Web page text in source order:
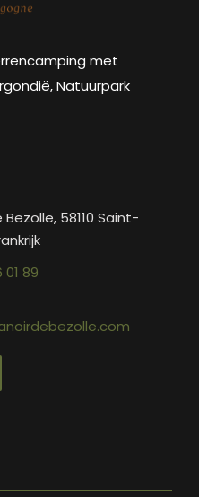
met
Natuurpark
58110 Saint-
89